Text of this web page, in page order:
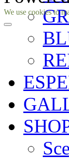
Facebook
Instagram
We use cookies to